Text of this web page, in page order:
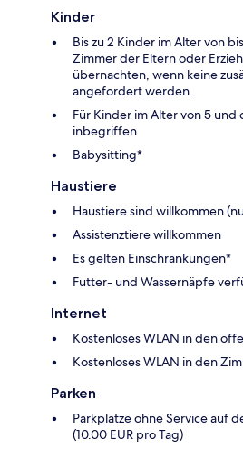
Kinder
Bis zu 2 Kinder im Alter von
Zimmer der Eltern oder
übernachten, wenn keine
angefordert werden.
Für Kinder im Alter von 5 und
inbegriffen
Babysitting*
Haustiere
Haustiere sind willkommen
Assistenztiere willkommen
Es gelten Einschränkungen*
Futter- und Wassernäpfe
Internet
Kostenloses WLAN in den
Kostenloses WLAN in den
Parken
Parkplätze ohne Service auf
(10.00 EUR pro Tag)